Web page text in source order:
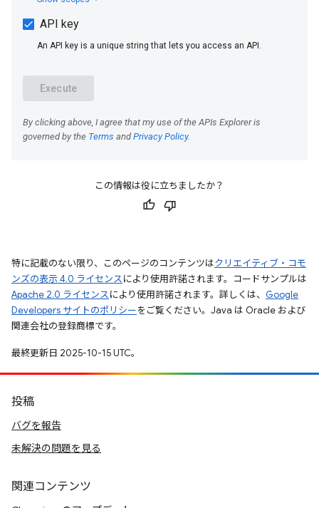
この情報は役に立ちましたか？
特に記載のない限り、このページのコンテンツはクリエイティブ・コモ
ンズの表示 4.0 ライセンスにより使用許諾されます。コードサンプルは
Apache 2.0 ライセンスにより使用許諾されます。詳しくは、 Google
Developers サイトのポリシーをご覧ください。Java は Oracle および
関連会社の登録商標です。
最終更新日 2025-10-15 UTC。
投稿
バグを報告
未解決の問題を見る
関連コンテンツ